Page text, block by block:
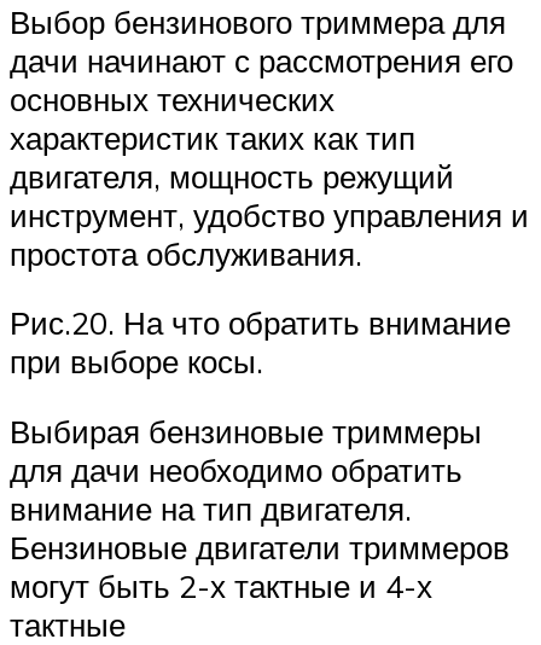
Выбор бензинового триммера для
дачи начинают с рассмотрения его
основных технических
характеристик таких как тип
двигателя, мощность режущий
инструмент, удобство управления и
простота обслуживания.
Рис.20. На что обратить внимание
при выборе косы.
Выбирая бензиновые триммеры
для дачи необходимо обратить
внимание на тип двигателя.
Бензиновые двигатели триммеров
могут быть 2-х тактные и 4-х
тактные